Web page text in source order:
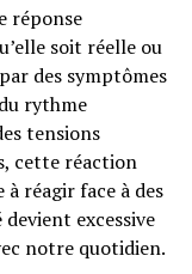
réponse
soit réelle ou
des symptômes
rythme
tensions
cette réaction
réagir face à des
excessive
notre quotidien.